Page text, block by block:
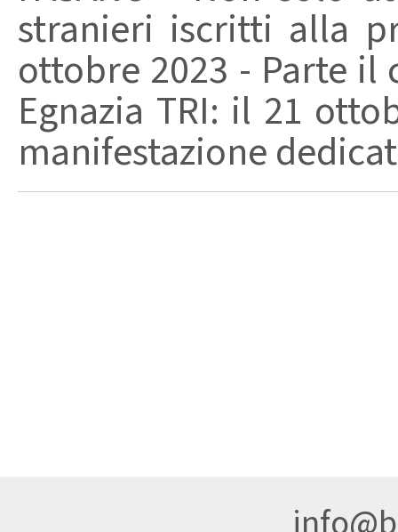
stranieri iscritti alla
ottobre 2023 - Parte
Egnazia TRI: il 21
manifestazione